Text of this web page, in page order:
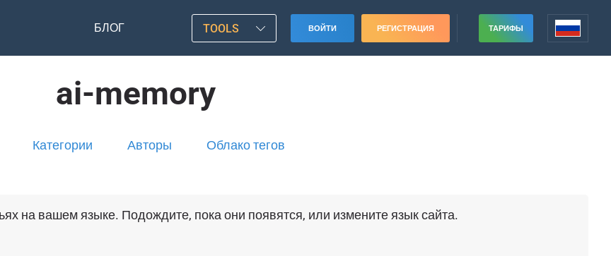
БЛОГ TOOLS ВОЙТИ РЕГИСТРАЦИЯ ТАРИФЫ
ai-memory
Категории Авторы Облако тегов